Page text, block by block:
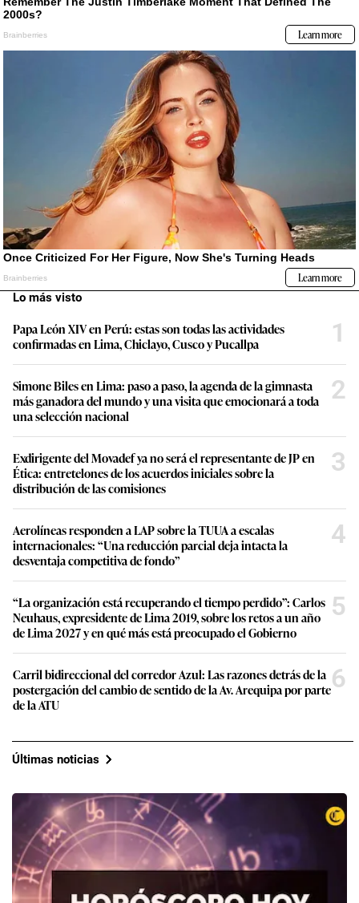
Lo más visto
Papa León XIV en Perú: estas son todas las actividades
confirmadas en Lima, Chiclayo, Cusco y Pucallpa
1
Simone Biles en Lima: paso a paso, la agenda de la gimnasta
más ganadora del mundo y una visita que emocionará a toda
una selección nacional
2
Exdirigente del Movadef ya no será el representante de JP en
Ética: entretelones de los acuerdos iniciales sobre la
distribución de las comisiones
3
Aerolíneas responden a LAP sobre la TUUA a escalas
internacionales: “Una reducción parcial deja intacta la
desventaja competitiva de fondo”
4
“La organización está recuperando el tiempo perdido”: Carlos
Neuhaus, expresidente de Lima 2019, sobre los retos a un año
de Lima 2027 y en qué más está preocupado el Gobierno
5
Carril bidireccional del corredor Azul: Las razones detrás de la
postergación del cambio de sentido de la Av. Arequipa por parte
de la ATU
6
Últimas noticias